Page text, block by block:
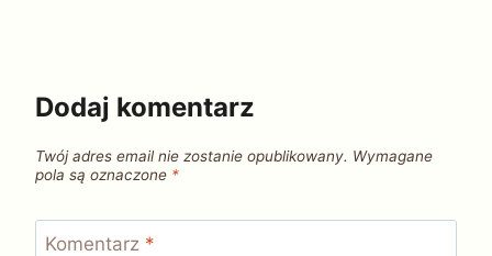
Dodaj komentarz
Twój adres email nie zostanie opublikowany. Wymagane
pola są oznaczone *
Komentarz *